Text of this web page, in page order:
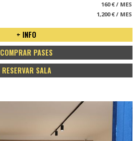
160 € / MES
1,200 € / MES
+ INFO
COMPRAR PASES
RESERVAR SALA